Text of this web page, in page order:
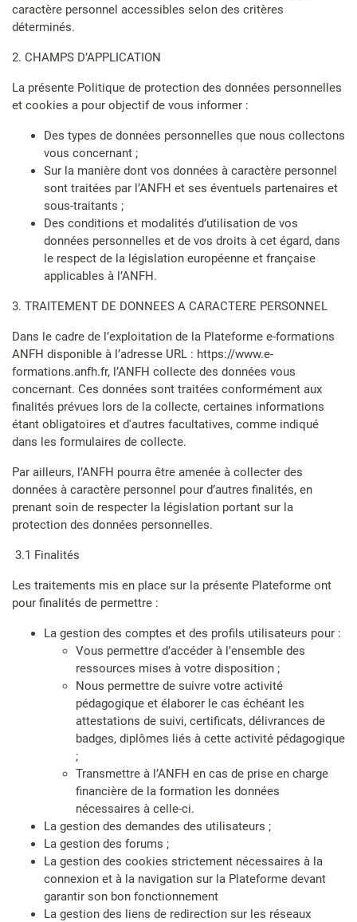
caractère personnel accessibles selon des critères
déterminés.
2. CHAMPS D’APPLICATION
La présente Politique de protection des données personnelles
et cookies a pour objectif de vous informer :
Des types de données personnelles que nous collectons
vous concernant ;
Sur la manière dont vos données à caractère personnel
sont traitées par l’ANFH et ses éventuels partenaires et
sous-traitants ;
Des conditions et modalités d’utilisation de vos
données personnelles et de vos droits à cet égard, dans
le respect de la législation européenne et française
applicables à l’ANFH.
3. TRAITEMENT DE DONNEES A CARACTERE PERSONNEL
Dans le cadre de l’exploitation de la Plateforme e-formations
ANFH disponible à l’adresse URL : https://www.e-
formations.anfh.fr, l’ANFH collecte des données vous
concernant. Ces données sont traitées conformément aux
finalités prévues lors de la collecte, certaines informations
étant obligatoires et d'autres facultatives, comme indiqué
dans les formulaires de collecte.
Par ailleurs, l’ANFH pourra être amenée à collecter des
données à caractère personnel pour d’autres finalités, en
prenant soin de respecter la législation portant sur la
protection des données personnelles.
3.1 Finalités
Les traitements mis en place sur la présente Plateforme ont
pour finalités de permettre :
La gestion des comptes et des profils utilisateurs pour :
Vous permettre d’accéder à l’ensemble des
ressources mises à votre disposition ;
Nous permettre de suivre votre activité
pédagogique et élaborer le cas échéant les
attestations de suivi, certificats, délivrances de
badges, diplômes liés à cette activité pédagogique
;
Transmettre à l’ANFH en cas de prise en charge
financière de la formation les données
nécessaires à celle-ci.
La gestion des demandes des utilisateurs ;
La gestion des forums ;
La gestion des cookies strictement nécessaires à la
connexion et à la navigation sur la Plateforme devant
garantir son bon fonctionnement
La gestion des liens de redirection sur les réseaux